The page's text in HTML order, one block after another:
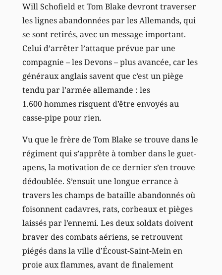
Will Schofield et Tom Blake devront traverser
les lignes abandonnées par les Allemands, qui
se sont retirés, avec un message important.
Celui d’arrêter l’attaque prévue par une
compagnie – les Devons – plus avancée, car les
généraux anglais savent que c’est un piège
tendu par l’armée allemande : les
1.600 hommes risquent d’être envoyés au
casse-pipe pour rien.
Vu que le frère de Tom Blake se trouve dans le
régiment qui s’apprête à tomber dans le guet-
apens, la motivation de ce dernier s’en trouve
dédoublée. S’ensuit une longue errance à
travers les champs de bataille abandonnés où
foisonnent cadavres, rats, corbeaux et pièges
laissés par l’ennemi. Les deux soldats doivent
braver des combats aériens, se retrouvent
piégés dans la ville d’Écoust-Saint-Mein en
proie aux flammes, avant de finalement